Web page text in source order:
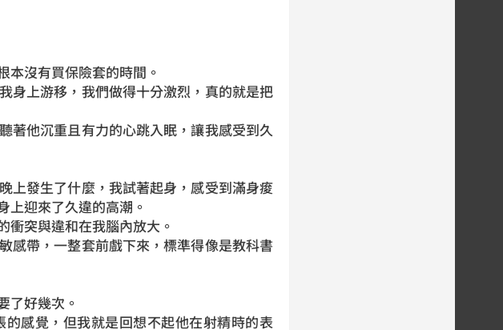
本沒有買保險套的時間。
身上游移，我們做得十分激烈，真的就是把
著他沉重且有力的心跳入眠，讓我感受到久
上發生了什麼，我試著起身，感受到滿身痠
上迎來了久違的高潮。
衝突與違和在我腦內放大。
感帶，一整套前戲下來，標準得像是教科書
了好幾次。
感覺，但我就是回想不起他在射精時的表